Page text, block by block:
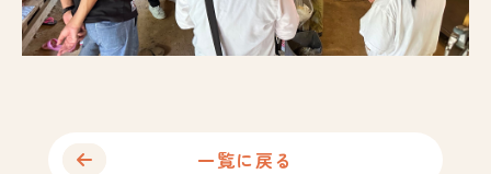
一覧に戻る